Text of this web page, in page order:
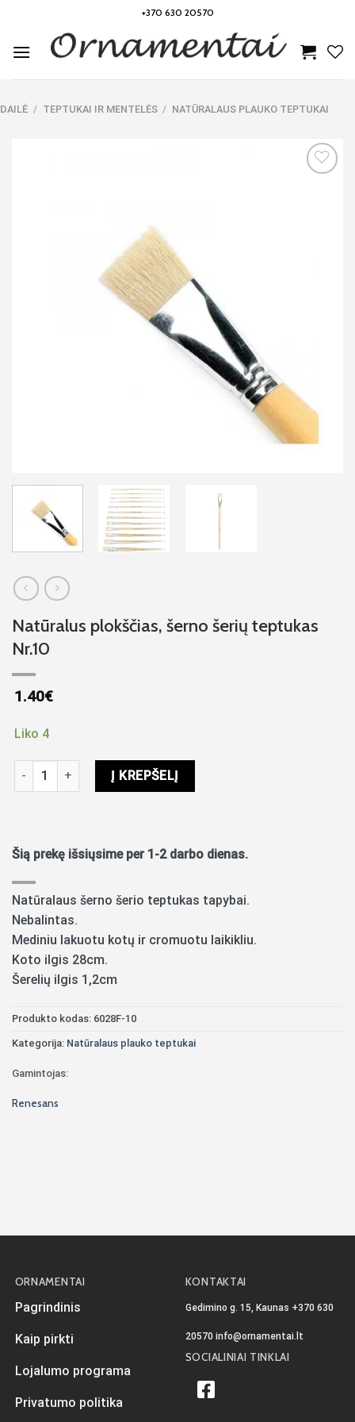
content
+370 630 20570
DAILĖ / TEPTUKAI IR MENTELĖS / NATŪRALAUS PLAUKO TEPTUKAI
Natūralus plokščias, šerno šerių teptukas
Nr.10
1.40€
Liko 4
produkto kiekis: Natūralus plokščias, šerno šerių teptukas
Į KREPŠELĮ
Šią prekę išsiųsime per 1-2 darbo dienas.
Natūralaus šerno šerio teptukas tapybai.
Nebalintas.
Mediniu lakuotu kotų ir cromuotu laikikliu.
Koto ilgis 28cm.
Šerelių ilgis 1,2cm
Produkto kodas: 6028F-10
Kategorija: Natūralaus plauko teptukai
Gamintojas:
Renesans
ORNAMENTAI
Pagrindinis
Kaip pirkti
Lojalumo programa
Privatumo politika
KONTAKTAI
Gedimino g. 15, Kaunas +370 630
20570 info@ornamentai.lt
SOCIALINIAI TINKLAI